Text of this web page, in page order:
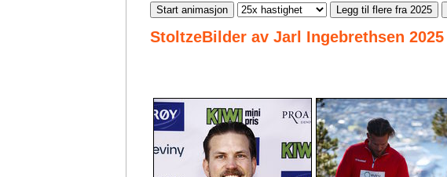
Start animasjon Legg til flere fra 2025
StoltzeBilder av Jarl Ingebrethsen 2025